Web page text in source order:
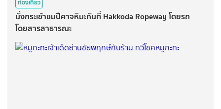
ท่องเที่ยว
นั่งกระเช้าชมปีศาจหิมะกันที่ Hakkoda Ropeway โดยรถ
โดยสารสาธารณะ